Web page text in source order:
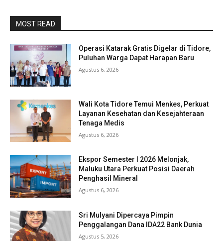
MOST READ
Operasi Katarak Gratis Digelar di Tidore,
Puluhan Warga Dapat Harapan Baru
Agustus 6, 2026
Wali Kota Tidore Temui Menkes, Perkuat
Layanan Kesehatan dan Kesejahteraan
Tenaga Medis
Agustus 6, 2026
Ekspor Semester I 2026 Melonjak,
Maluku Utara Perkuat Posisi Daerah
Penghasil Mineral
Agustus 6, 2026
Sri Mulyani Dipercaya Pimpin
Penggalangan Dana IDA22 Bank Dunia
Agustus 5, 2026